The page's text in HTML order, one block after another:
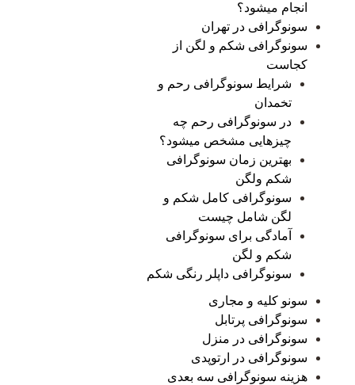
انجام میشود؟
سونوگرافی در تهران
سونوگرافی شکم و لگن از
کجاست
شرایط سونوگرافی رحم و
تخمدان
در سونوگرافی رحم چه
چیزهایی مشخص میشود؟
بهترین زمان سونوگرافی
شکم ولگن
سونوگرافی کامل شکم و
لگن شامل چیست
آمادگی برای سونوگرافی
شکم و لگن
سونوگرافی داپلر رنگی شکم
سونو کلیه و مجاری
سونوگرافی پرتابل
سونوگرافی در منزل
سونوگرافی در ارتوپدی
هزینه سونوگرافی سه بعدی